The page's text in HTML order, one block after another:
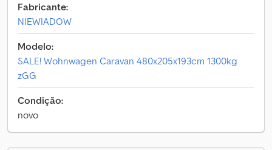
Fabricante:
NIEWIADOW
Modelo:
SALE! Wohnwagen Caravan 480x205x193cm 1300kg
zGG
Condição:
novo